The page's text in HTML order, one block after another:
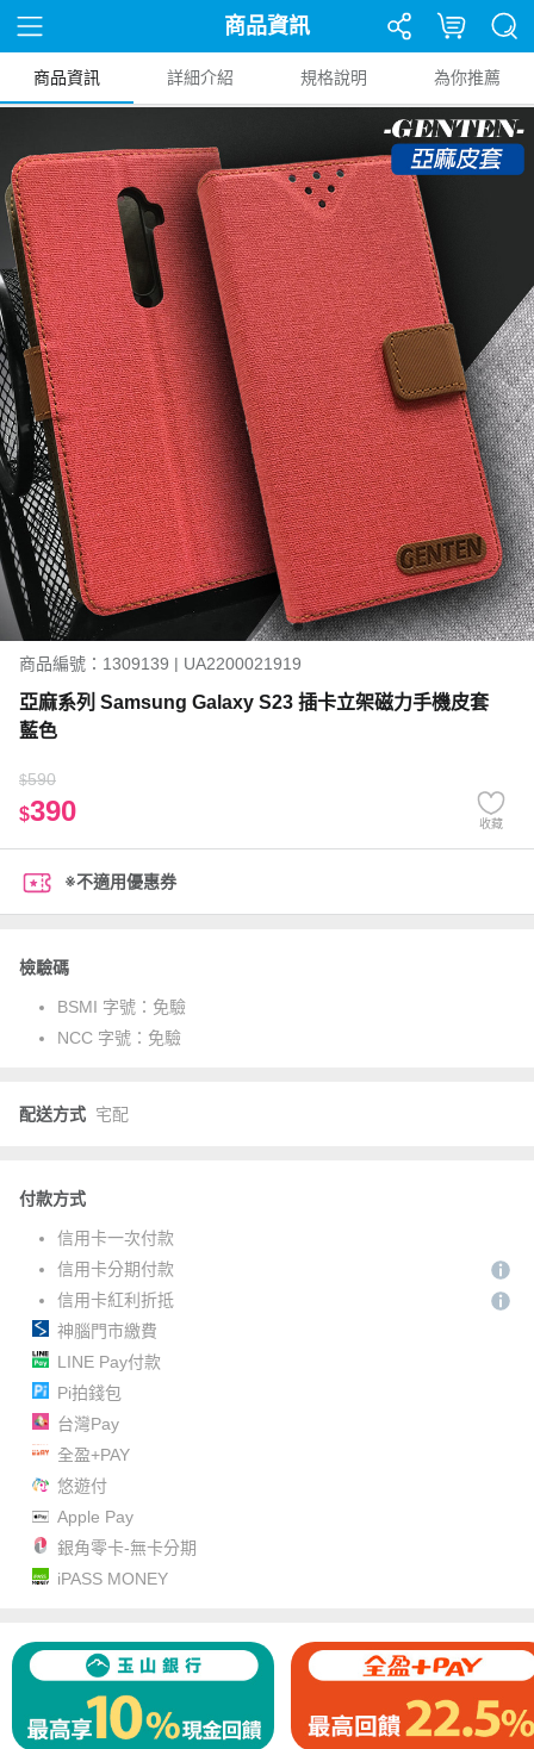
商品資訊
商品資訊 詳細介紹 規格說明 為你推薦
商品編號：1309139 | UA2200021919
亞麻系列 Samsung Galaxy S23 插卡立架磁力手機皮套
藍色
$590
$390 收藏
※不適用優惠券
檢驗碼
BSMI 字號： 免驗
NCC 字號： 免驗
配送方式 宅配
付款方式
信用卡一次付款
信用卡分期付款
信用卡紅利折抵
神腦門市繳費
LINE Pay付款
Pi拍錢包
台灣Pay
全盈+PAY
悠遊付
Apple Pay
銀角零卡-無卡分期
iPASS MONEY